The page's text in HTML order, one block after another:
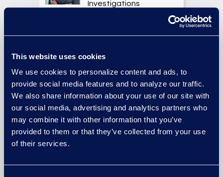
This website uses cookies
We use cookies to personalize content and ads, to
provide social media features and to analyze our traffic.
We also share information about your use of our site with
our social media, advertising and analytics partners who
may combine it with other information that you’ve
provided to them or that they’ve collected from your use
of their services.
Investigations
Allison Dunham
Director, Advanced
Technologies, Case
Insights
READ BIO